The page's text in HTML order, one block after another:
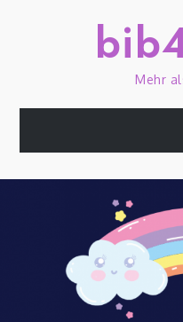
Mehr